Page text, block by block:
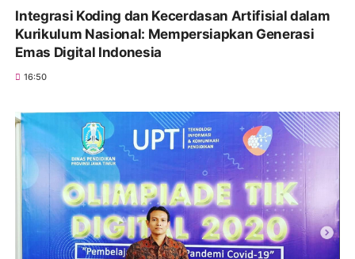
Integrasi Koding dan Kecerdasan Artifisial dalam
Kurikulum Nasional: Mempersiapkan Generasi
Emas Digital Indonesia
16:50